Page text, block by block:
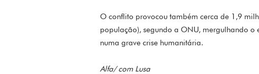
O conflito provocou também cerca de 1,9
população), segundo a ONU, mergulhando
numa grave crise humanitária.
Alfa/ com Lusa